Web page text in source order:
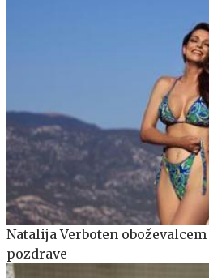
Natalija Verboten
pozdrave